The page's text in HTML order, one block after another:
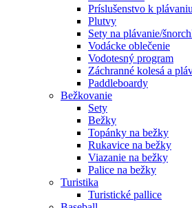
Príslušenstvo k
Plutvy
Sety na plávanie/
Vodácke oblečenie
Vodotesný program
Záchranné kolesá a
Paddleboardy
Bežkovanie
Sety
Bežky
Topánky na bežky
Rukavice na bežky
Viazanie na bežky
Palice na bežky
Turistika
Turistické pallice